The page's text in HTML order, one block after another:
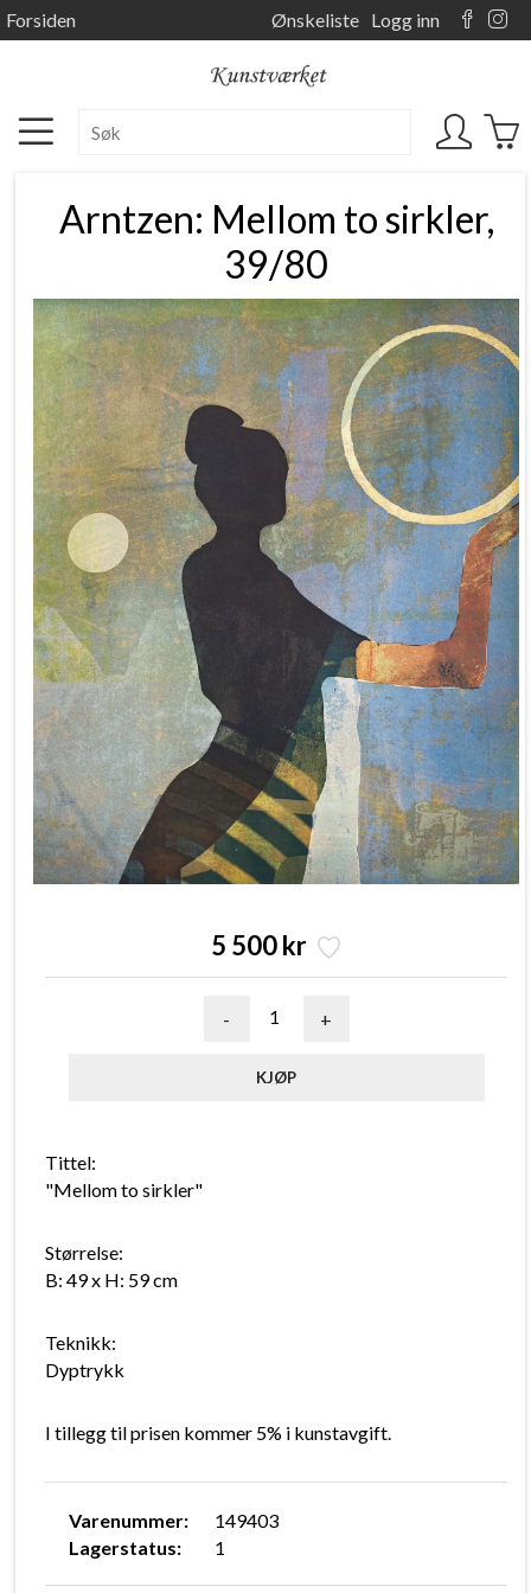
Forsiden Ønskeliste Logg inn
Arntzen: Mellom to sirkler,
39/80
5 500 kr
- +
Varenummer:
149403
Lagerstatus:
1
Tittel:
"Mellom to sirkler"
Størrelse:
B: 49 x H: 59 cm
Teknikk:
Dyptrykk
I tillegg til prisen kommer 5% i kunstavgift.